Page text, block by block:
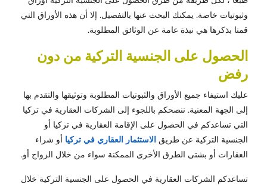
وثبوتيات خاصة. يمكنك البحث عنها بالتفصيل. إلا أن هذه الأوراق التي
قمنا بذكرها هي نبذة عامة عن الوثائق المطلوبة.
الحصول على الجنسية التركية من دون
رفض
عليك استيفاء جميع الأوراق والثبوتيات المطلوبة وتوثيقها والتقدم بها
إلى الجهة المعنية. ننصحكم باللجوء إلى الشركات العقارية في تركيا
التي تساعدكم في الحصول على الإقامة العقارية في تركيا أو
الجنسية التركية عن طريق الاستثمار العقاري في تركيا أو شراء
العقارات أو بشتى الطرق الأخرى الممكنة سواء من خلال الزواج أو.
تساعدكم الشركات العقارية في الحصول على الجنسية التركية خلال